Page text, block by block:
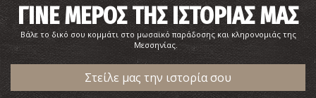
ΓΙΝΕ ΜΕΡΟΣ ΤΗΣ ΙΣΤΟΡΙΑΣ ΜΑΣ
Βάλε το δικό σου κομμάτι στο μωσαϊκό παράδοσης και κληρονομιάς της
Μεσσηνίας.
Στείλε μας την ιστορία σου